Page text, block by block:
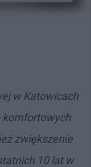
w Katowicach
komfortowych
zwiększenie
10 lat w